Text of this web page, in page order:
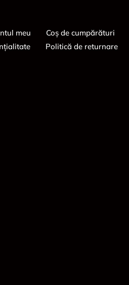
meu Coș de cumpărături
Politică de returnare